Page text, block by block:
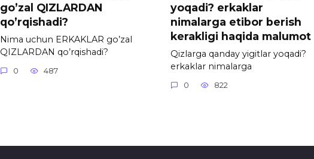
go’zal QIZLARDAN
qo’rqishadi?
Nima uchun ERKAKLAR go’zal
QIZLARDAN qo’rqishadi?
0 487
yoqadi? erkaklar
nimalarga etibor berish
kerakligi haqida malumot
Qizlarga qanday yigitlar yoqadi?
erkaklar nimalarga
0 822